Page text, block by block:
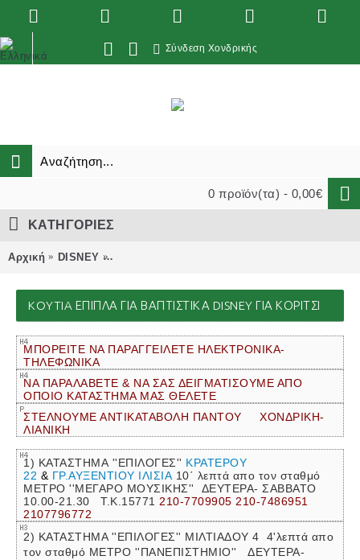
Σύνδεση Χονδρικής
0 προϊόν(τα) - 0,00€
ΚΑΤΗΓΟΡΙΕΣ
Αρχική DISNEY KOYTIA ΕΠΙΠΛΑ για βαπτιστικα disney για
KOYTIA ΕΠΙΠΛΑ ΓΙΑ ΒΑΠΤΙΣΤΙΚΑ DISNEY ΓΙΑ ΚΟΡΙΤΣΙ
ΜΠΟΡΕΙΤΕ ΝΑ ΠΑΡΑΓΓΕΙΛΕΤΕ ΗΛΕΚΤΡΟΝΙΚΑ-
ΤΗΛΕΦΩΝΙΚΑ
ΝΑ ΠΑΡΑΛΑΒΕΤΕ & ΝΑ ΣΑΣ ΔΕΙΓΜΑΤΙΣΟΥΜΕ ΑΠΟ
ΟΠΟΙΟ ΚΑΤΑΣΤΗΜΑ ΜΑΣ ΘΕΛΕΤΕ
ΣΤΕΛΝΟΥΜΕ ΑΝΤΙΚΑΤΑΒΟΛΗ ΠΑΝΤΟΥ ΧΟΝΔΡΙΚΗ-
ΛΙΑΝΙΚΗ
1) ΚΑΤΑΣΤΗΜΑ ''ΕΠΙΛΟΓΕΣ'' ΚΡΑΤΕΡΟΥ
22 & ΓΡ.ΑΥΞΕΝΤΙΟΥ ΙΛΙΣΙΑ 10΄ λεπτά απο τον σταθμό
ΜΕΤΡΟ ''ΜΕΓΑΡΟ ΜΟΥΣΙΚΗΣ''
ΔΕΥΤΕΡΑ- ΣΑΒΒΑΤΟ
10.00-21.30 Τ.Κ.15771 210-7709905 210-7486951
2107796772
2) ΚΑΤΑΣΤΗΜΑ ''ΕΠΙΛΟΓΕΣ'' ΜΙΛΤΙΑΔΟΥ 4 4'λεπτά απο
τον σταθμό ΜΕΤΡΟ ''ΠΑΝΕΠΙΣΤΗΜΙΟ'' ΔΕΥΤΕΡΑ-